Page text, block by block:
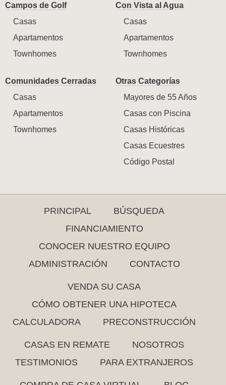
Campos de Golf
Casas
Apartamentos
Townhomes
Con Vista al Agua
Casas
Apartamentos
Townhomes
Comunidades Cerradas
Casas
Apartamentos
Townhomes
Otras Categorías
Mayores de 55 Años
Casas con Piscina
Casas Históricas
Casas Ecuestres
Código Postal
PRINCIPAL
BÚSQUEDA
FINANCIAMIENTO
CONOCER NUESTRO EQUIPO
ADMINISTRACIÓN
CONTACTO
VENDA SU CASA
CÓMO OBTENER UNA HIPOTECA
CALCULADORA
PRECONSTRUCCIÓN
CASAS EN REMATE
NOSOTROS
TESTIMONIOS
PARA EXTRANJEROS